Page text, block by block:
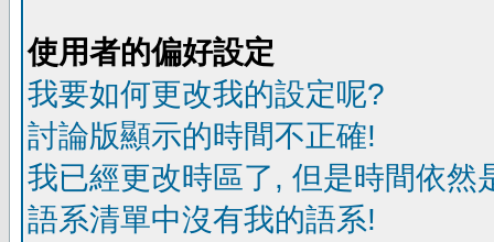
使用者的偏好設定
我要如何更改我的設定呢?
討論版顯示的時間不正確!
我已經更改時區了, 但是時間依然
語系清單中沒有我的語系!